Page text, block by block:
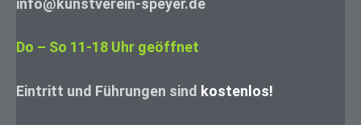
Do – So 11-18 Uhr geöffnet
Eintritt und Führungen sind kostenlos!